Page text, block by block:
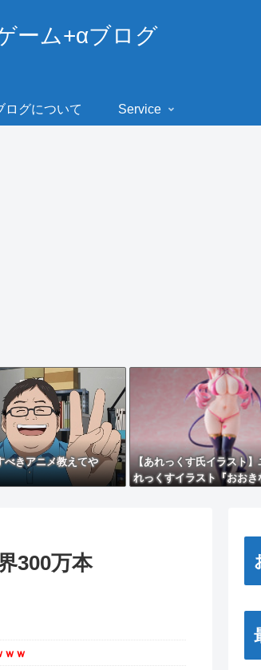
ゲーム+αブログ
ログについて Service
べきアニメ教えてや
【あれっくす氏イラスト】
れっくすイラスト『おおき
300万本
ｗｗ